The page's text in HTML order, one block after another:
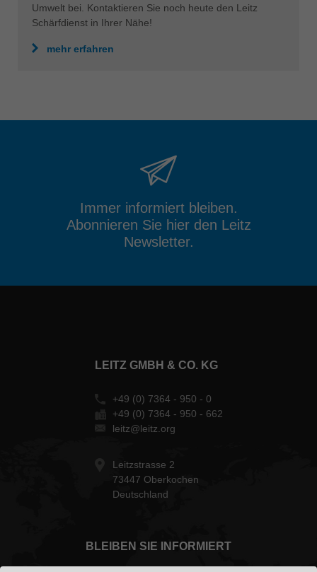
Umwelt bei. Kontaktieren Sie noch heute den Leitz
Schärfdienst in Ihrer Nähe!
mehr erfahren
Immer informiert bleiben.
Abonnieren Sie hier den Leitz
Newsletter.
LEITZ GMBH & CO. KG
+49 (0) 7364 - 950 - 0
+49 (0) 7364 - 950 - 662
leitz@leitz.org
Leitzstrasse 2
73447 Oberkochen
Deutschland
BLEIBEN SIE INFORMIERT